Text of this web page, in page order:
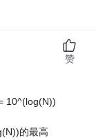
10^(log(N))
的最高
赞